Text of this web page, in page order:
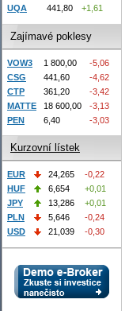
UQA
441,80 +1,61
Zajímavé poklesy
VOW3 1 800,00
-5,06
CSG
441,60
-4,62
CTP
361,20
-3,42
MATTE
18 600,00
-3,13
PEN
6,40 -3,03
Kurzovní lístek
EUR 24,265
-0,22
HUF
6,654
+0,01
JPY
13,286
+0,01
PLN
5,646
-0,24
USD
21,039 -0,30